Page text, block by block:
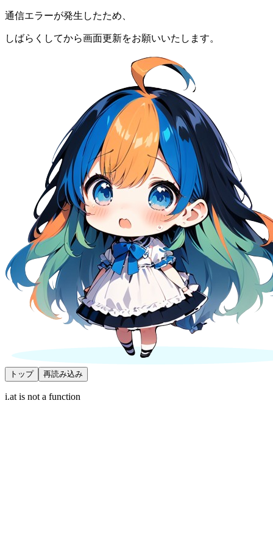
通信エラーが発生したため、
しばらくしてから画面更新をお願いいたします。
トップ 再読み込み
i.at is not a function